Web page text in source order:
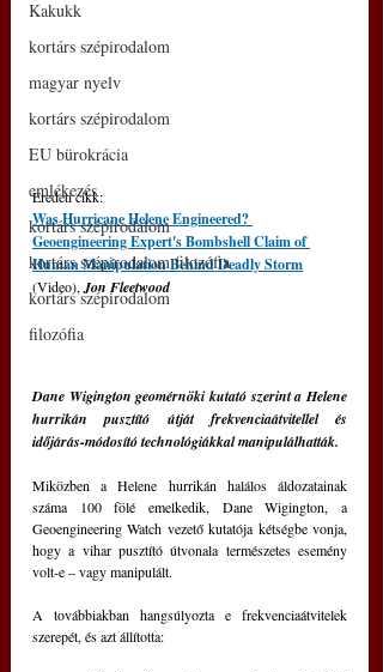
Kakukk
kortárs szépirodalom
magyar nyelv
kortárs szépirodalom
EU bürokrácia
emlékezés
kortárs szépirodalom
kortárs szépirodalom filozófia
kortárs szépirodalom
filozófia
Eredeti cikk:
Was Hurricane Helene Engineered?
Geoengineering Expert's Bombshell Claim of
Human Manipulation Behind Deadly Storm
(Video), Jon Fleetwood
Dane Wigington geomérnöki kutató szerint a Helene
hurrikán pusztító útját frekvenciaátvitellel és
időjárás-módosító technológiákkal manipulálhatták.
Miközben a Helene hurrikán halálos áldozatainak
száma 100 fölé emelkedik, Dane Wigington, a
Geoengineering Watch vezető kutatója kétségbe vonja,
hogy a vihar pusztító útvonala természetes esemény
volt-e – vagy manipulált.
A továbbiakban hangsúlyozta e frekvenciaátvitelek
szerepét, és azt állította: